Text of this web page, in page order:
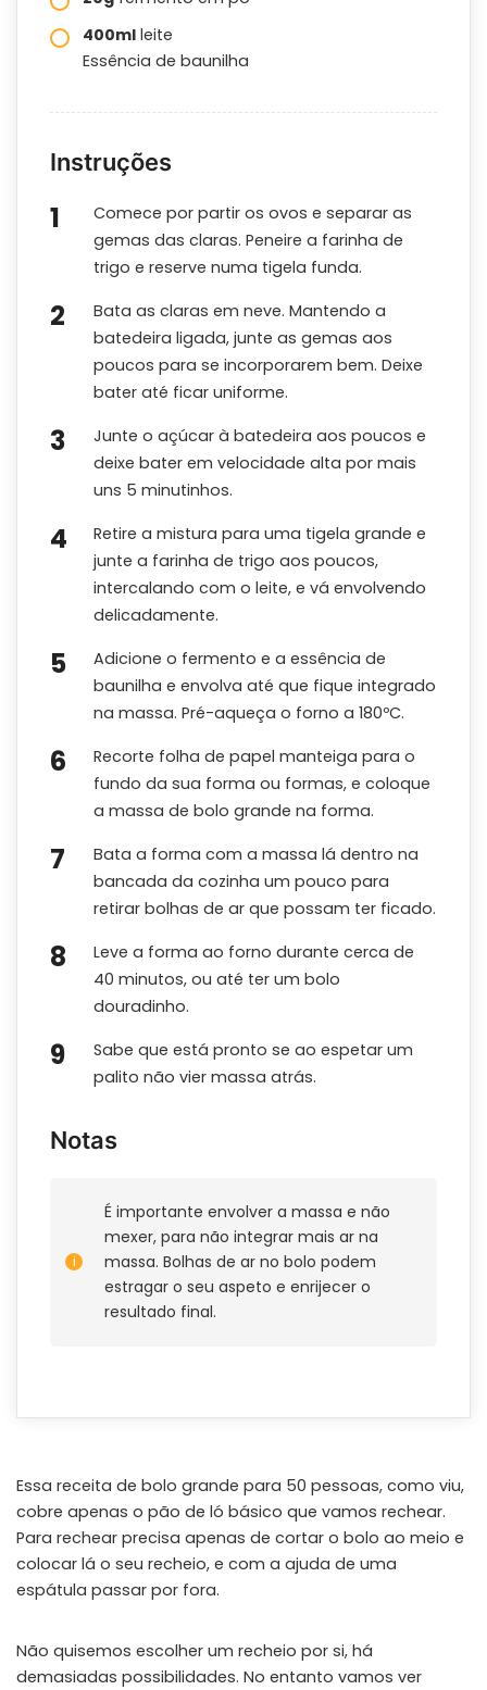
400ml leite
Essência de baunilha
Instruções
Comece por partir os ovos e separar as
gemas das claras. Peneire a farinha de
trigo e reserve numa tigela funda.
Bata as claras em neve. Mantendo a
batedeira ligada, junte as gemas aos
poucos para se incorporarem bem. Deixe
bater até ficar uniforme.
Junte o açúcar à batedeira aos poucos e
deixe bater em velocidade alta por mais
uns 5 minutinhos.
Retire a mistura para uma tigela grande e
junte a farinha de trigo aos poucos,
intercalando com o leite, e vá envolvendo
delicadamente.
Adicione o fermento e a essência de
baunilha e envolva até que fique integrado
na massa. Pré-aqueça o forno a 180ºC.
Recorte folha de papel manteiga para o
fundo da sua forma ou formas, e coloque
a massa de bolo grande na forma.
Bata a forma com a massa lá dentro na
bancada da cozinha um pouco para
retirar bolhas de ar que possam ter ficado.
Leve a forma ao forno durante cerca de
40 minutos, ou até ter um bolo
douradinho.
Sabe que está pronto se ao espetar um
palito não vier massa atrás.
Notas
É importante envolver a massa e não
mexer, para não integrar mais ar na
massa. Bolhas de ar no bolo podem
estragar o seu aspeto e enrijecer o
resultado final.
Essa receita de bolo grande para 50 pessoas, como viu,
cobre apenas o pão de ló básico que vamos rechear.
Para rechear precisa apenas de cortar o bolo ao meio e
colocar lá o seu recheio, e com a ajuda de uma
espátula passar por fora.
Não quisemos escolher um recheio por si, há
demasiadas possibilidades. No entanto vamos ver